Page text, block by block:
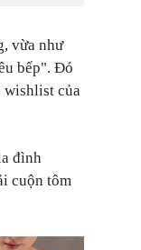
vừa như
bếp". Đó
wishlist của
đình
cuộn tôm